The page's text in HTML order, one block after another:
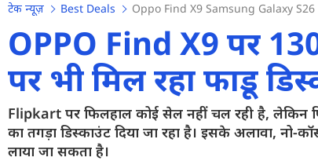
होम
न्यूज़
रिव्यू
मोबाइल फोन्स
गेमिंग
टेक न्यूज़ Best Deals Oppo Find X9 Samsung Galaxy
OPPO Find X9 पर
पर भी मिल रहा फाडू
Flipkart पर फिलहाल कोई सेल नहीं चल रही है, लेकिन
का तगड़ा डिस्काउंट दिया जा रहा है। इसके अलावा,
लाया जा सकता है।